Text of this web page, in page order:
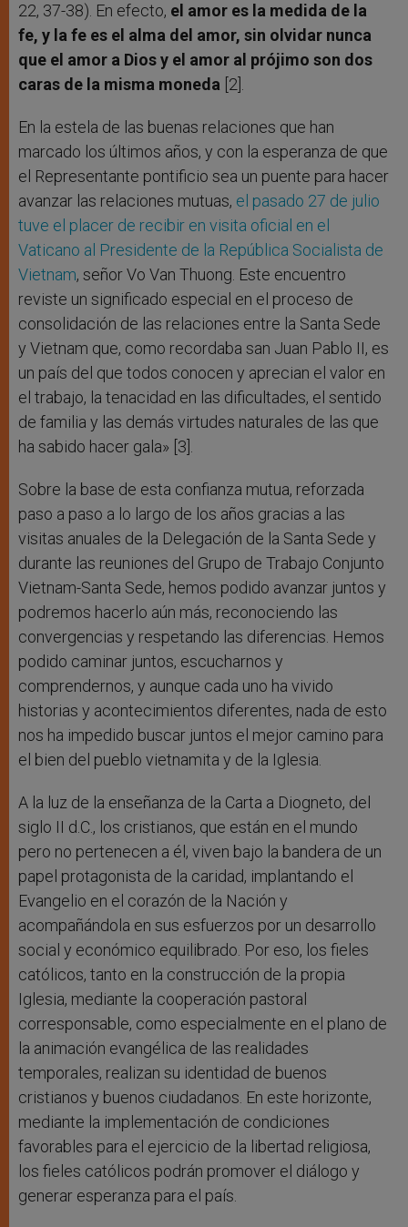
22, 37-38). En efecto, el amor es la medida de la
fe, y la fe es el alma del amor, sin olvidar nunca
que el amor a Dios y el amor al prójimo son dos
caras de la misma moneda [2].
En la estela de las buenas relaciones que han
marcado los últimos años, y con la esperanza de que
el Representante pontificio sea un puente para hacer
avanzar las relaciones mutuas, el pasado 27 de julio
tuve el placer de recibir en visita oficial en el
Vaticano al Presidente de la República Socialista de
Vietnam, señor Vo Van Thuong. Este encuentro
reviste un significado especial en el proceso de
consolidación de las relaciones entre la Santa Sede
y Vietnam que, como recordaba san Juan Pablo II, es
un país del que todos conocen y aprecian el valor en
el trabajo, la tenacidad en las dificultades, el sentido
de familia y las demás virtudes naturales de las que
ha sabido hacer gala» [3].
Sobre la base de esta confianza mutua, reforzada
paso a paso a lo largo de los años gracias a las
visitas anuales de la Delegación de la Santa Sede y
durante las reuniones del Grupo de Trabajo Conjunto
Vietnam-Santa Sede, hemos podido avanzar juntos y
podremos hacerlo aún más, reconociendo las
convergencias y respetando las diferencias. Hemos
podido caminar juntos, escucharnos y
comprendernos, y aunque cada uno ha vivido
historias y acontecimientos diferentes, nada de esto
nos ha impedido buscar juntos el mejor camino para
el bien del pueblo vietnamita y de la Iglesia.
A la luz de la enseñanza de la Carta a Diogneto, del
siglo II d.C., los cristianos, que están en el mundo
pero no pertenecen a él, viven bajo la bandera de un
papel protagonista de la caridad, implantando el
Evangelio en el corazón de la Nación y
acompañándola en sus esfuerzos por un desarrollo
social y económico equilibrado. Por eso, los fieles
católicos, tanto en la construcción de la propia
Iglesia, mediante la cooperación pastoral
corresponsable, como especialmente en el plano de
la animación evangélica de las realidades
temporales, realizan su identidad de buenos
cristianos y buenos ciudadanos. En este horizonte,
mediante la implementación de condiciones
favorables para el ejercicio de la libertad religiosa,
los fieles católicos podrán promover el diálogo y
generar esperanza para el país.